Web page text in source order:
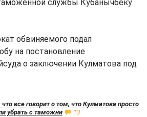
службы Кубанычбеку
обвиняемого подал
на постановление
о заключении Кулматова под
все говорит о том, что Кулматова просто
убрать с таможни
13